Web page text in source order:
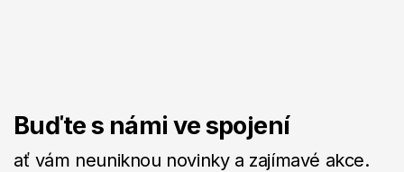
Buďte s námi ve spojení
ať vám neuniknou novinky a zajímavé akce.